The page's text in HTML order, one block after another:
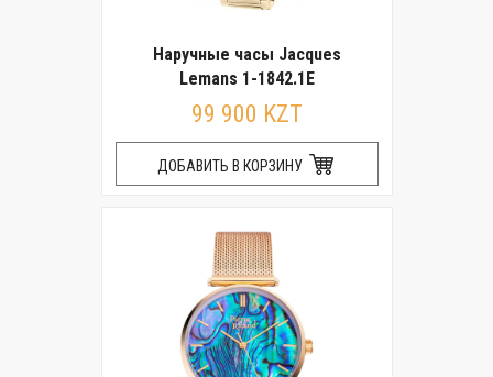
Наручные часы Jacques
Lemans 1-1842.1E
99 900 KZT
ДОБАВИТЬ В КОРЗИНУ